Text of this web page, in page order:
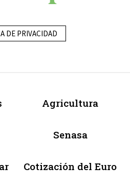
DE PRIVACIDAD
Agricultura
Senasa
Cotización del Euro